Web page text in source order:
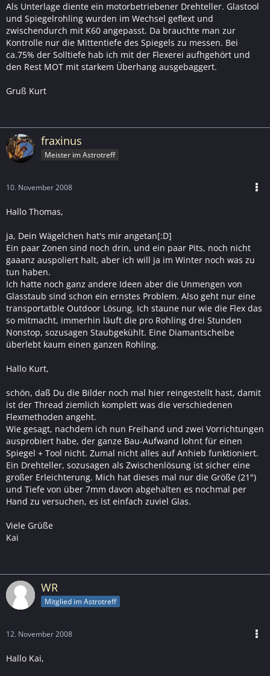
Als Unterlage diente ein motorbetriebener Drehteller. Glastool
und Spiegelrohling wurden im Wechsel geflext und
zwischendurch mit K60 angepasst. Da brauchte man zur
Kontrolle nur die Mittentiefe des Spiegels zu messen. Bei
ca.75% der Solltiefe hab ich mit der Flexerei aufhgehört und
den Rest MOT mit starkem Überhang ausgebaggert.
Gruß Kurt
fraxinus
Meister im Astrotreff
10. November 2008
Hallo Thomas,
ja, Dein Wägelchen hat's mir angetan[:D]
Ein paar Zonen sind noch drin, und ein paar Pits, noch nicht
gaaanz auspoliert halt, aber ich will ja im Winter noch was zu
tun haben.
Ich hatte noch ganz andere Ideen aber die Unmengen von
Glasstaub sind schon ein ernstes Problem. Also geht nur eine
transportatble Outdoor Lösung. Ich staune nur wie die Flex das
so mitmacht, immerhin läuft die pro Rohling drei Stunden
Nonstop, sozusagen Staubgekühlt. Eine Diamantscheibe
überlebt kaum einen ganzen Rohling.
Hallo Kurt,
schön, daß Du die Bilder noch mal hier reingestellt hast, damit
ist der Thread ziemlich komplett was die verschiedenen
Flexmethoden angeht.
Wie gesagt, nachdem ich nun Freihand und zwei Vorrichtungen
ausprobiert habe, der ganze Bau-Aufwand lohnt für einen
Spiegel + Tool nicht. Zumal nicht alles auf Anhieb funktioniert.
Ein Drehteller, sozusagen als Zwischenlösung ist sicher eine
großer Erleichterung. Mich hat dieses mal nur die Größe (21")
und Tiefe von über 7mm davon abgehalten es nochmal per
Hand zu versuchen, es ist einfach zuviel Glas.
Viele Grüße
Kai
WR
Mitglied im Astrotreff
12. November 2008
Hallo Kai,